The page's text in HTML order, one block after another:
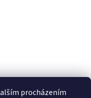
procházením